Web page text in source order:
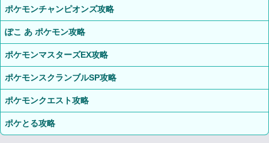
ポケモンチャンピオンズ攻略
ぽこ あ ポケモン攻略
ポケモンマスターズEX攻略
ポケモンスクランブルSP攻略
ポケモンクエスト攻略
ポケとる攻略